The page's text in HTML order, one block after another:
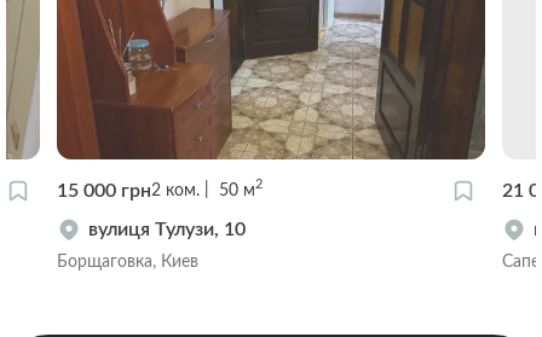
15 000 грн2 ком. 50 м2
вулиця Тулузи, 10
Борщаговка, Киев
21